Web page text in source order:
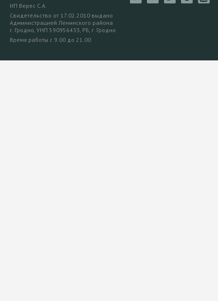
ИП Верес С.А.
Свидетельство от 17.02.2010 выдано
Администрацией Ленинского района
г. Гродно, УНП 590956433, РБ, г. Гродно
Время работы с 9.00 до 21.00